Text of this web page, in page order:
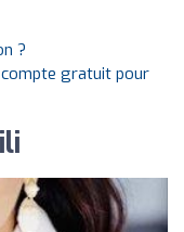
?
gratuit pour